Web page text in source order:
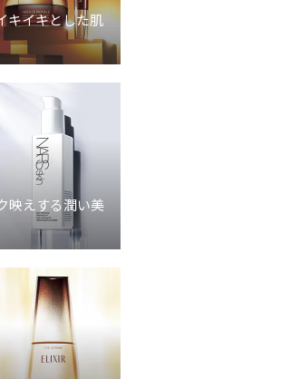
キイキとした肌
映えする潤い美